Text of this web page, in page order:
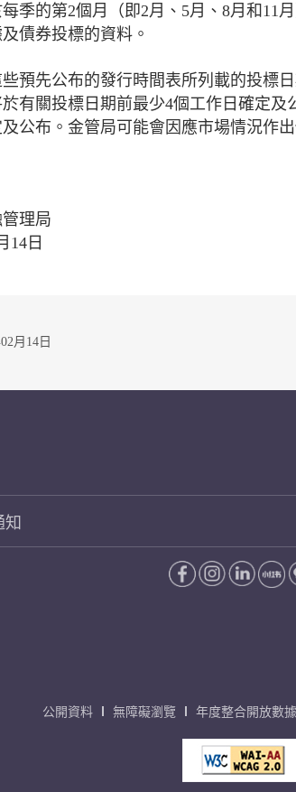
季的第2個月（即2月、5月、8月和11
及債券投標的資料。
預先公布的發行時間表所列載的投標
有關投標日期前最少4個工作日確定
公布。金管局可能會因應市場情況作出
理局
14日
月14日
知
公開資料 無障礙瀏覽 年度整合開放數